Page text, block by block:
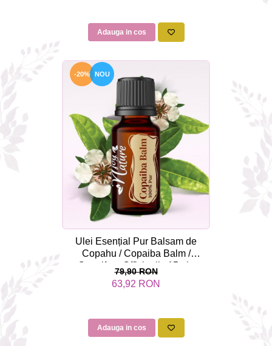
Adauga in cos
-20% NOU
Ulei Esențial Pur Balsam de
Copahu / Copaiba Balm /
Copaifera Officinalis 15ml -
Aromaterapie Sigura | nJoy
Nature
79,90 RON
63,92 RON
Adauga in cos